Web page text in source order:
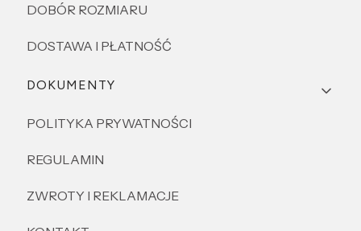
DOBÓR ROZMIARU
DOSTAWA I PŁATNOŚĆ
DOKUMENTY
POLITYKA PRYWATNOŚCI
REGULAMIN
ZWROTY I REKLAMACJE